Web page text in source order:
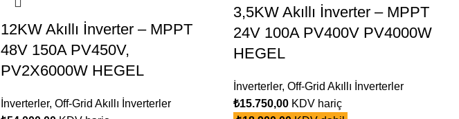
12KW Akıllı İnverter – MPPT
48V 150A PV450V,
PV2X6000W HEGEL
İnverterler, Off-Grid Akıllı İnverterler
3,5KW Akıllı İnverter – MPPT
24V 100A PV400V PV4000W
HEGEL
İnverterler, Off-Grid Akıllı İnverterler
₺15.750,00 KDV hariç